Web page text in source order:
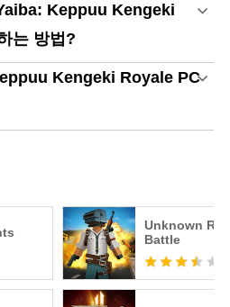
Keppuu Kengeki
는 방법?
Kengeki Royale PC
Unknown
Battle